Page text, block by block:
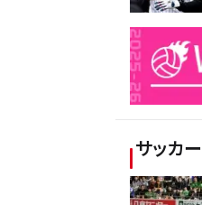
サッカー